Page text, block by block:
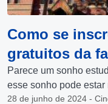
Como se
gratuitos da
Parece um sonho
esse sonho pode estar
28 de junho de 2024 -